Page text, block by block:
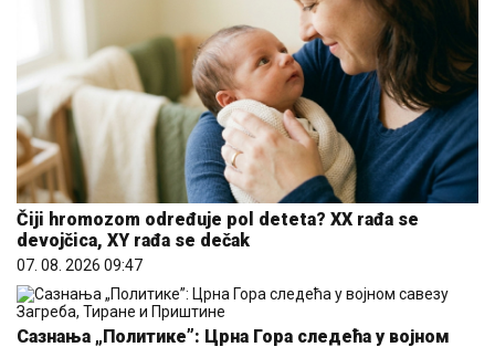
Čiji hromozom određuje pol deteta? XX rađa se
devojčica, XY rađa se dečak
07. 08. 2026 09:47
Сазнања „Политике”: Црна Гора следећа у војном